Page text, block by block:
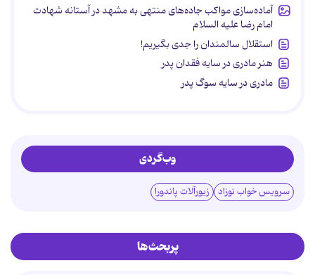
آماده‌سازی مواکب جاده‌های منتهی به مشهد در آستانه شهادت
امام رضا علیه السلام
استقلال سالمندان را جدی بگیریم!
هنر مادری در سایه‌ فقدان پدر
مادری در سایه سوگ پدر
وب‌گردی
سرویس خواب نوزاد زیورآلات پاندورا
پربحث‌ها